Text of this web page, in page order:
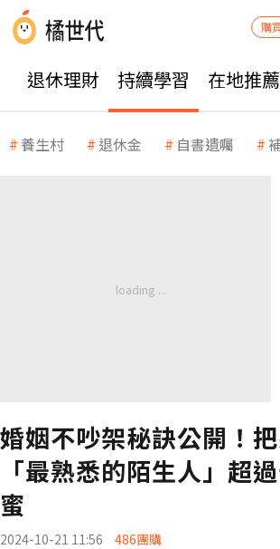
購
退休理財 持續學習 在地推薦
養生村 退休金 自書遺囑
婚姻不吵架秘訣公開！
「最熟悉的陌生人」超
蜜
2024-10-21 11:56 486團購